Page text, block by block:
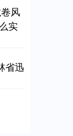
风
实
省迅